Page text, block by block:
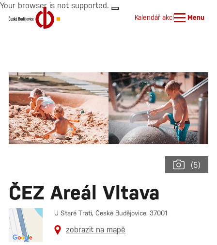
Your browser is not supported.
Kalendář akcí Menu
(5)
ČEZ Areál Vltava
U Staré Trati, České Budějovice, 37001
zobrazit na mapě